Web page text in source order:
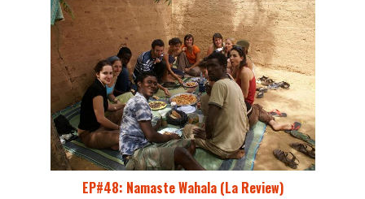
EP#48: Namaste Wahala (La Review)